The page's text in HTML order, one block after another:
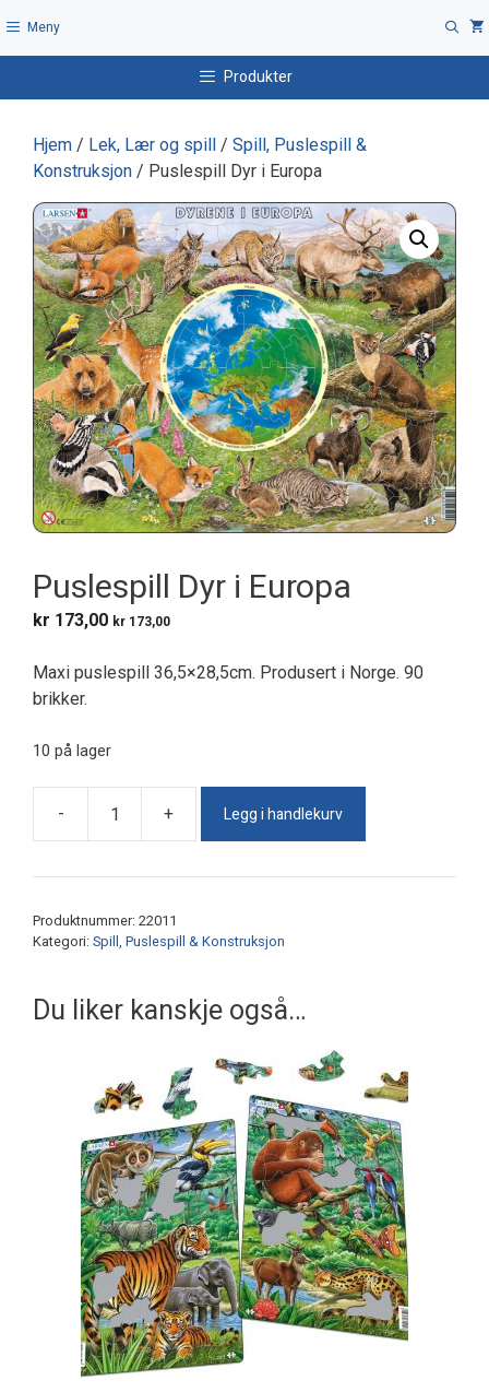
til
Meny
Produkter
Hjem / Lek, Lær og spill / Spill, Puslespill &
Konstruksjon / Puslespill Dyr i Europa
Puslespill Dyr i Europa
kr 173,00 kr 173,00
Maxi puslespill 36,5×28,5cm. Produsert i Norge. 90
brikker.
10 på lager
-
Puslespill
i
+ Legg i handlekurv
Produktnummer: 22011
Kategori: Spill, Puslespill & Konstruksjon
Du liker kanskje også…